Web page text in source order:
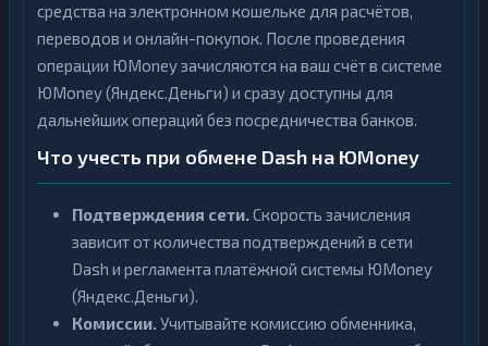
средства на электронном кошельке для расчётов,
переводов и онлайн-покупок. После проведения
операции ЮMoney зачисляются на ваш счёт в системе
ЮMoney (Яндекс.Деньги) и сразу доступны для
дальнейших операций без посредничества банков.
Что учесть при обмене Dash на ЮMoney
Подтверждения сети.Скорость зачисления
зависит от количества подтверждений в сети
Dash и регламента платёжной системы ЮMoney
(Яндекс.Деньги).
Комиссии.Учитывайте комиссию обменника,